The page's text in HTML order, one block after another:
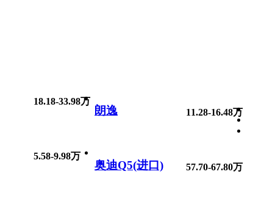
18.18-33.98万
朗逸 11.28-16.48万
5.58-9.98万
奥迪Q5(进口) 57.70-67.80万